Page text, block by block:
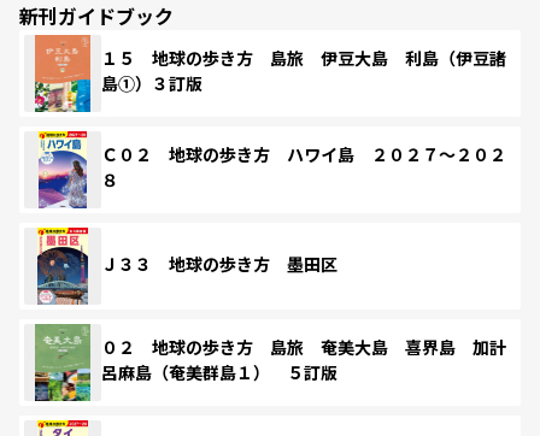
新刊ガイドブック
１５ 地球の歩き方 島旅 伊豆大島 利島（伊豆諸
島①）３訂版
Ｃ０２ 地球の歩き方 ハワイ島 ２０２７～２０２
８
Ｊ３３ 地球の歩き方 墨田区
０２ 地球の歩き方 島旅 奄美大島 喜界島 加計
呂麻島（奄美群島１） ５訂版